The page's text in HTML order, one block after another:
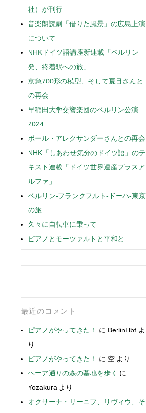
社）が刊行
音楽朗読劇「借りた風景」の広島上演
について
NHKドイツ語講座新連載「ベルリン
発、終着駅への旅」
京急700形の模型、そして夏目さんと
の再会
早稲田大学交響楽団のベルリン公演
2024
ポール・アレクサンダーさんとの再会
NHK「しあわせ気分のドイツ語」のテ
キスト連載「ドイツ世界遺産プラスア
ルファ」
ベルリン-フランクフルト-ドーハ-東京
の旅
久々に自転車に乗って
ピアノとモーツァルトと平和と
最近のコメント
ピアノがやってきた！ に BerlinHbf よ
り
ピアノがやってきた！
に 空 より
ヘーア通りの森の墓地を歩く
に
Yozakura より
オクサーナ・リーニフ、リヴィウ、そ